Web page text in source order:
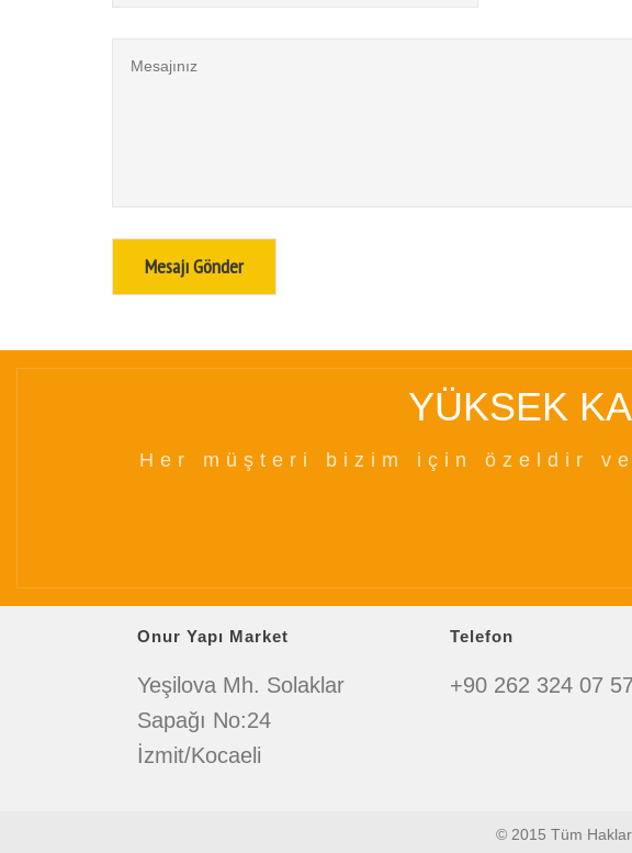
YÜKSEK
Her müşteri bizim için özeldir
Onur Yapı Market
Yeşilova Mh. Solaklar
Sapağı No:24
İzmit/Kocaeli
Telefon
+90 262 324 07 57
© 2015 Tüm